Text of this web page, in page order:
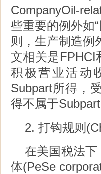
CompanyOil-
些重要的例外如
则，生产制造例
文相关是FPHCI
积极营业活动
Subpart所得，
得不属于
2. 打钩规则
在美国税法
体(PeSe